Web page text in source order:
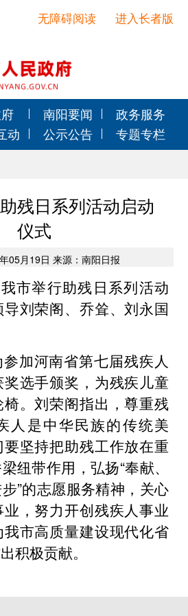
进入长者版
无障碍阅读
南阳要闻
政务服务
动 公示公告
专题专栏
残日系列活动启动
仪式
05月19日 来源：南阳日报
市举行助残日系列活动
刘荣阁、乔耸、刘永国
加河南省第七届残疾人
选手颁奖，为残疾儿童
。刘荣阁指出，尊重残
人是中华民族的传统美
坚持把助残工作放在重
纽带作用，弘扬“奉献、
”的志愿服务精神，关心
，努力开创残疾人事业
市高质量建设现代化省
积极贡献。